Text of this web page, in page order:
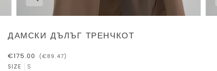
ДАМСКИ ДЪЛЪГ ТРЕНЧКОТ
€175.00 (€89.47)
SIZE S